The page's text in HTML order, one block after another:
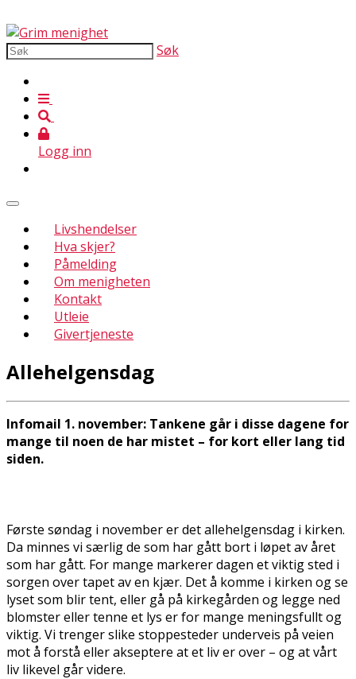
Søk
Logg inn
Livshendelser
Hva skjer?
Påmelding
Om menigheten
Kontakt
Utleie
Givertjeneste
Allehelgensdag
Infomail 1. november: Tankene går i disse dagene for
mange til noen de har mistet – for kort eller lang tid
siden.
Første søndag i november er det allehelgensdag i kirken.
Da minnes vi særlig de som har gått bort i løpet av året
som har gått. For mange markerer dagen et viktig sted i
sorgen over tapet av en kjær. Det å komme i kirken og se
lyset som blir tent, eller gå på kirkegården og legge ned
blomster eller tenne et lys er for mange meningsfullt og
viktig. Vi trenger slike stoppesteder underveis på veien
mot å forstå eller akseptere at et liv er over – og at vårt
liv likevel går videre.